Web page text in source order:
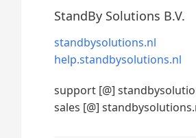
StandBy Solutions B.V.
standbysolutions.nl
help.standbysolutions.nl
support [@]
sales [@]